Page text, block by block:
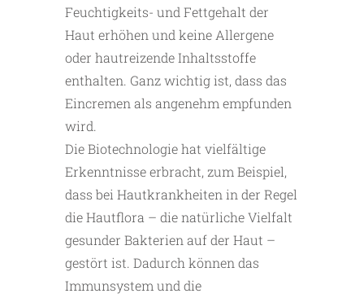
Feuchtigkeits- und Fettgehalt der
Haut erhöhen und keine Allergene
oder hautreizende Inhaltsstoffe
enthalten. Ganz wichtig ist, dass das
Eincremen als angenehm empfunden
wird.
Die Biotechnologie hat vielfältige
Erkenntnisse erbracht, zum Beispiel,
dass bei Hautkrankheiten in der Regel
die Hautflora – die natürliche Vielfalt
gesunder Bakterien auf der Haut –
gestört ist. Dadurch können das
Immunsystem und die